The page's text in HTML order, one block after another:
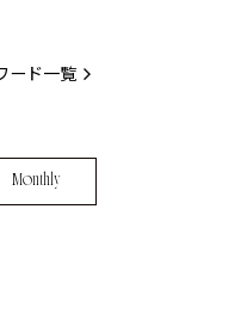
ード一覧
Monthly